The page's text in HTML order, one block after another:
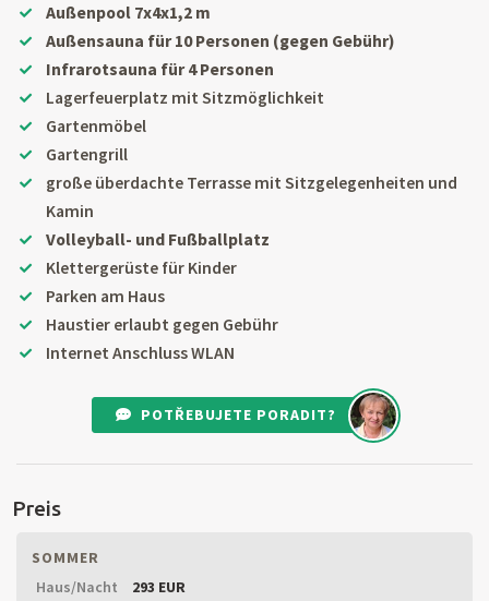
Außenpool 7x4x1,2 m
Außensauna für 10 Personen (gegen Gebühr)
Infrarotsauna für 4 Personen
Lagerfeuerplatz mit Sitzmöglichkeit
Gartenmöbel
Gartengrill
große überdachte Terrasse mit Sitzgelegenheiten und
Kamin
Volleyball- und Fußballplatz
Klettergerüste für Kinder
Parken am Haus
Haustier erlaubt gegen Gebühr
Internet Anschluss WLAN
POTŘEBUJETE PORADIT?
Preis
SOMMER
Haus/Nacht
293 EUR